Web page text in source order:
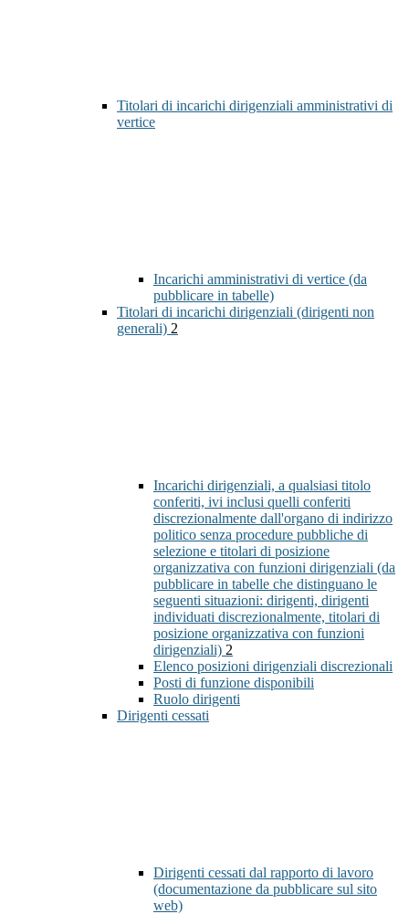
Titolari di incarichi dirigenziali amministrativi di
vertice
Incarichi amministrativi di vertice (da
pubblicare in tabelle)
Titolari di incarichi dirigenziali (dirigenti non
generali) 2
Incarichi dirigenziali, a qualsiasi titolo
conferiti, ivi inclusi quelli conferiti
discrezionalmente dall'organo di indirizzo
politico senza procedure pubbliche di
selezione e titolari di posizione
organizzativa con funzioni dirigenziali (da
pubblicare in tabelle che distinguano le
seguenti situazioni: dirigenti, dirigenti
individuati discrezionalmente, titolari di
posizione organizzativa con funzioni
dirigenziali) 2
Elenco posizioni dirigenziali discrezionali
Posti di funzione disponibili
Ruolo dirigenti
Dirigenti cessati
Dirigenti cessati dal rapporto di lavoro
(documentazione da pubblicare sul sito
web)